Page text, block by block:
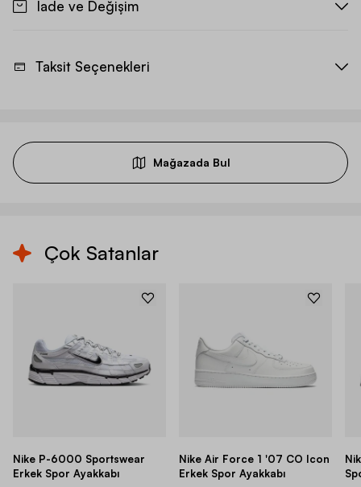
İade ve Değişim
Taksit Seçenekleri
Mağazada Bul
Çok Satanlar
Nike P-6000 Sportswear
Erkek Spor Ayakkabı
Nike Air Force 1 '07 CO Icon
Erkek Spor Ayakkabı